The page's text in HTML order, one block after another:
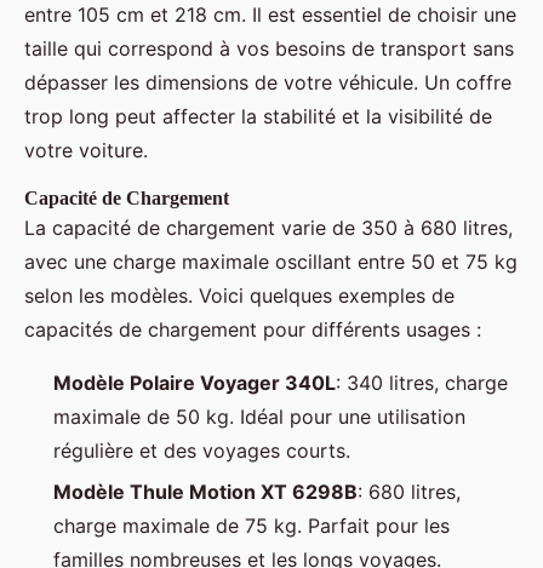
entre 105 cm et 218 cm. Il est essentiel de choisir une
taille qui correspond à vos besoins de transport sans
dépasser les dimensions de votre véhicule. Un coffre
trop long peut affecter la stabilité et la visibilité de
votre voiture.
Capacité de Chargement
La capacité de chargement varie de 350 à 680 litres,
avec une charge maximale oscillant entre 50 et 75 kg
selon les modèles. Voici quelques exemples de
capacités de chargement pour différents usages :
Modèle Polaire Voyager 340L: 340 litres, charge
maximale de 50 kg. Idéal pour une utilisation
régulière et des voyages courts.
Modèle Thule Motion XT 6298B: 680 litres,
charge maximale de 75 kg. Parfait pour les
familles nombreuses et les longs voyages.